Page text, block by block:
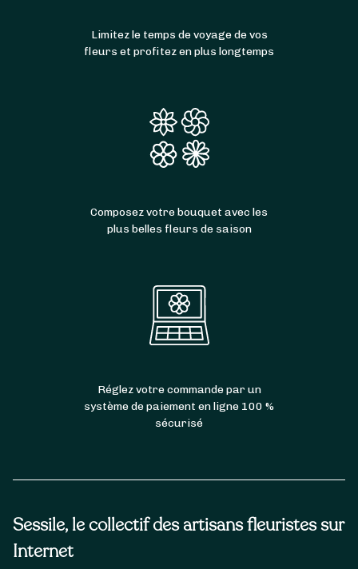
Sessile, le collectif des artisans fleuristes sur
Internet
Limitez le temps de voyage de vos
fleurs et profitez en plus longtemps
Composez votre bouquet avec les
plus belles fleurs de saison
Réglez votre commande par un
système de paiement en ligne 100 %
sécurisé